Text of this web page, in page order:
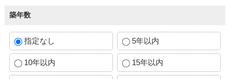
築年数
指定なし 5年以内
10年以内 15年以内